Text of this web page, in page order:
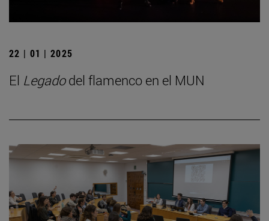
22 | 01 | 2025
El Legadodel flamenco en el MUN